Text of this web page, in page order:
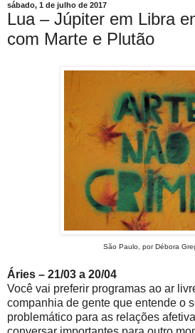
sábado, 1 de julho de 2017
Lua – Júpiter em Libra
com Marte e Plutão
São Paulo, por Débora
Áries – 21/03 a 20/04
Você vai preferir programas ao ar
companhia de gente que entende o
problemático para as relações